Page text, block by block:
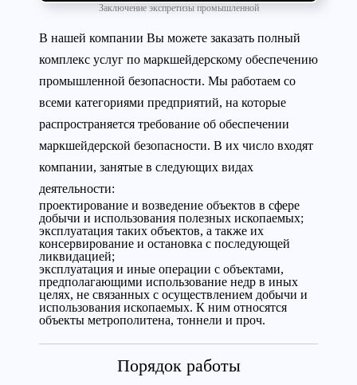
Заключение экспретизы промышленной
В нашей компании Вы можете заказать полный
комплекс услуг по маркшейдерскому обеспечению
промышленной безопасности. Мы работаем со
всеми категориями предприятий, на которые
распространяется требование об обеспечении
маркшейдерской безопасности. В их число входят
компании, занятые в следующих видах
деятельности:
проектирование и возведение объектов в сфере
добычи и использования полезных ископаемых;
эксплуатация таких объектов, а также их
консервирование и остановка с последующей
ликвидацией;
эксплуатация и иные операции с объектами,
предполагающими использование недр в иных
целях, не связанных с осуществлением добычи и
использования ископаемых. К ним относятся
объекты метрополитена, тоннели и проч.
Порядок работы